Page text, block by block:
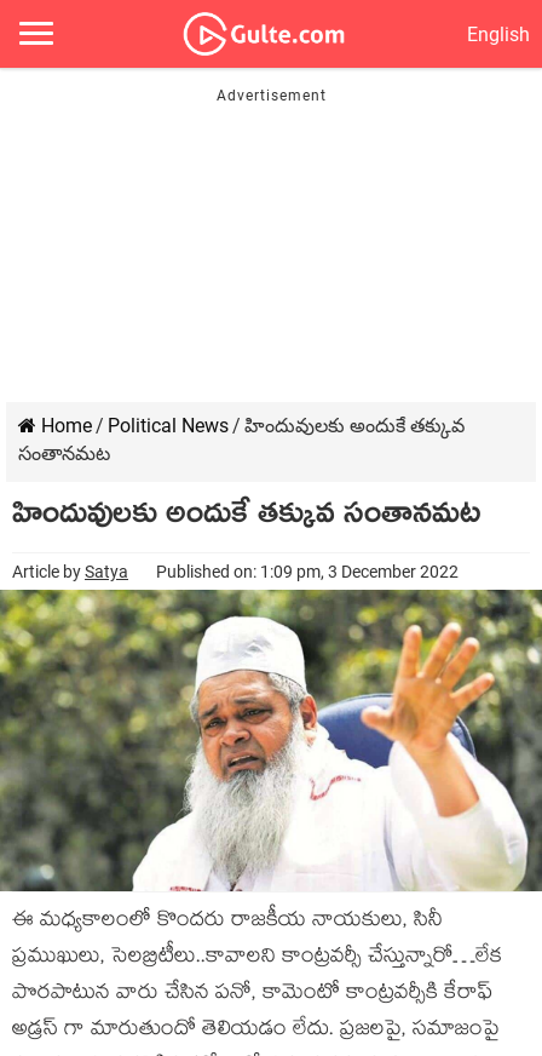
English
Home/ Political News/ హిందువులకు అందుకే తక్కువ
సంతానమట
హిందువులకు అందుకే తక్కువ సంతానమట
Article bySatya Published on: 1:09 pm, 3 December 2022
ఈ మధ్యకాలంలో కొందరు రాజకీయ నాయకులు, సినీ
ప్రముఖులు, సెలబ్రిటీలు..కావాలని కాంట్రవర్సీ చేస్తున్నారో…లేక
పొరపాటున వారు చేసిన పనో, కామెంటో కాంట్రవర్సీకి కేరాఫ్
అడ్రస్ గా మారుతుందో తెలియడం లేదు. ప్రజలపై, సమాజంపై